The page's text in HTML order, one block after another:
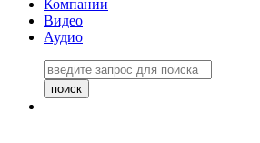
Компании
Видео
Аудио